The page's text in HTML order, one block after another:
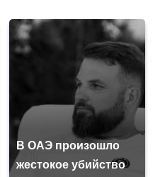
В ОАЭ произошло
жестокое убийство